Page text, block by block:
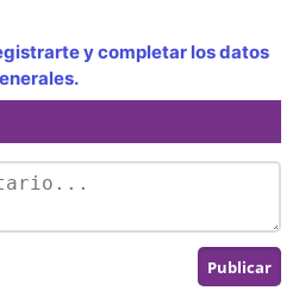
y completar los datos